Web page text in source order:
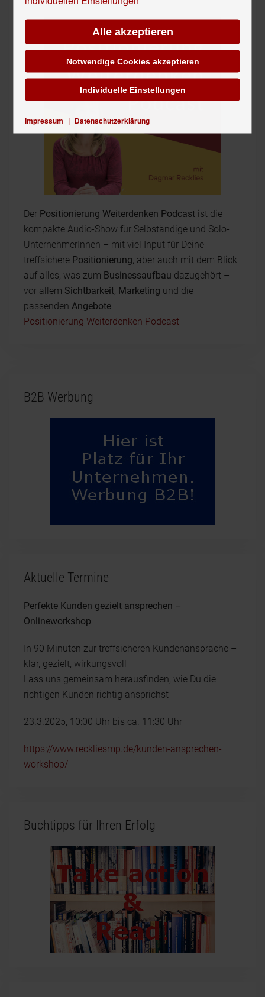
Der Positionierung Weiterdenken Podcast ist die
kompakte Audio-Show für Selbständige und Solo-
UnternehmerInnen – mit viel Input für Deine
treffsichere Positionierung , aber auch mit dem Blick
auf alles, was zum Businessaufbau dazugehört –
vor allem Sichtbarkeit Marketing und die
passenden Angebote
Positionierung Weiterdenken Podcast
B2B Werbung
Aktuelle Termine
Perfekte Kunden gezielt ansprechen –
Onlineworkshop
In 90 Minuten zur treffsicheren Kundenansprache –
klar, gezielt, wirkungsvoll
Lass uns gemeinsam herausfinden, wie Du die
richtigen Kunden richtig ansprichst
23.3.2025, 10:00 Uhr bis ca. 11:30 Uhr
https://www.reckliesmp.de/kunden-ansprechen-
workshop/
Buchtipps für Ihren Erfolg
Alle akzeptieren
Notwendige Cookies akzeptieren
Impressum | Datenschutzerklärung
Individuelle Einstellungen